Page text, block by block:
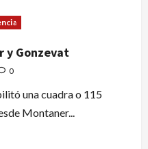
y Gonzevat
0
una cuadra o 115
Montaner...